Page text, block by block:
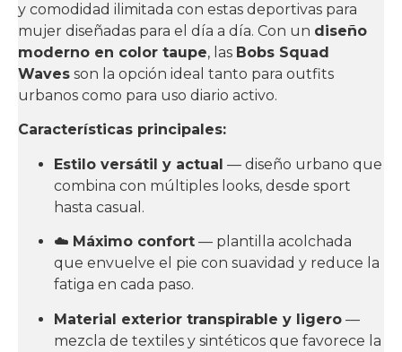
y comodidad ilimitada con estas deportivas para
mujer diseñadas para el día a día. Con un diseño
moderno en color taupe, las Bobs Squad
Waves son la opción ideal tanto para outfits
urbanos como para uso diario activo.
Características principales:
Estilo versátil y actual — diseño urbano que
combina con múltiples looks, desde sport
hasta casual.
☁️ Máximo confort — plantilla acolchada
que envuelve el pie con suavidad y reduce la
fatiga en cada paso.
Material exterior transpirable y ligero —
mezcla de textiles y sintéticos que favorece la